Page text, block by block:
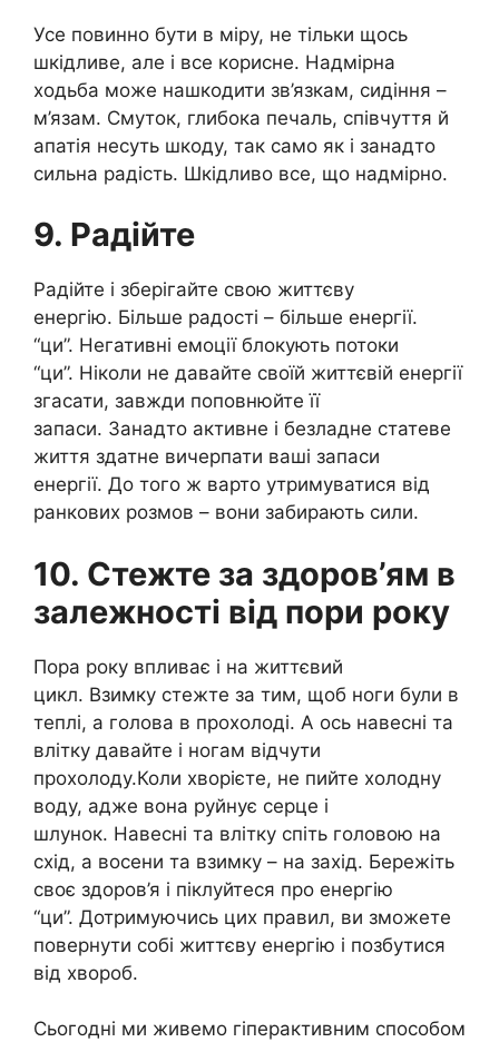
Усе повинно бути в міру, не тільки щось
шкідливе, але і все корисне. Надмірна
ходьба може нашкодити зв’язкам, сидіння –
м’язам. Смуток, глибока печаль, співчуття й
апатія несуть шкоду, так само як і занадто
сильна радість. Шкідливо все, що надмірно.
9. Радійте
Радійте і зберігайте свою життєву
енергію. Більше радості – більше енергії.
“ци”. Негативні емоції блокують потоки
“ци”. Ніколи не давайте своїй життєвій енергії
згасати, завжди поповнюйте її
запаси. Занадто активне і безладне статеве
життя здатне вичерпати ваші запаси
енергії. До того ж варто утримуватися від
ранкових розмов – вони забирають сили.
10. Стежте за здоров’ям в
залежності від пори року
Пора року впливає і на життєвий
цикл. Взимку стежте за тим, щоб ноги були в
теплі, а голова в прохолоді. А ось навесні та
влітку давайте і ногам відчути
прохолоду.Коли хворієте, не пийте холодну
воду, адже вона руйнує серце і
шлунок. Навесні та влітку спіть головою на
схід, а восени та взимку – на захід. Бережіть
своє здоров’я і піклуйтеся про енергію
“ци”. Дотримуючись цих правил, ви зможете
повернути собі життєву енергію і позбутися
від хвороб.
Сьогодні ми живемо гіперактивним способом